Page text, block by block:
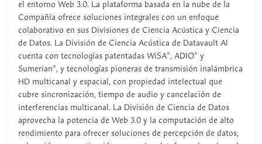
el entorno Web 3.0. La plataforma basada en la nube de la
Compañía ofrece soluciones integrales con un enfoque
colaborativo en sus Divisiones de Ciencia Acústica y Ciencia
de Datos. La División de Ciencia Acústica de Datavault AI
cuenta con tecnologías patentadas WiSA®, ADIO® y
Sumerian®, y tecnologías pioneras de transmisión inalámbrica
HD multicanal y espacial, con propiedad intelectual que
cubre sincronización, tiempo de audio y cancelación de
interferencias multicanal. La División de Ciencia de Datos
aprovecha la potencia de Web 3.0 y la computación de alto
rendimiento para ofrecer soluciones de percepción de datos,